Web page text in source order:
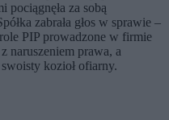
pociągnęła za sobą
zabrała głos w sprawie –
PIP prowadzone w firmie
naruszeniem prawa, a
kozioł ofiarny.